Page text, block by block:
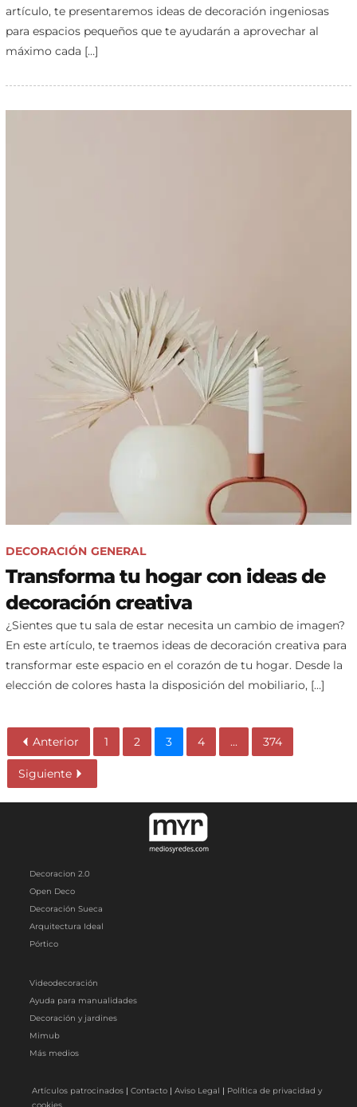
artículo, te presentaremos ideas de decoración ingeniosas
para espacios pequeños que te ayudarán a aprovechar al
máximo cada […]
DECORACIÓN GENERAL
Transforma tu hogar con ideas de
decoración creativa
¿Sientes que tu sala de estar necesita un cambio de imagen?
En este artículo, te traemos ideas de decoración creativa para
transformar este espacio en el corazón de tu hogar. Desde la
elección de colores hasta la disposición del mobiliario, […]
Anterior 1 2 3 4 ... 374
Siguiente
Decoracion 2.0
Open Deco
Decoración Sueca
Arquitectura Ideal
Pórtico
Videodecoración
Ayuda para manualidades
Decoración y jardines
Mimub
Más medios
Artículos patrocinados |Contacto |Aviso Legal | Política de privacidad y
cookies